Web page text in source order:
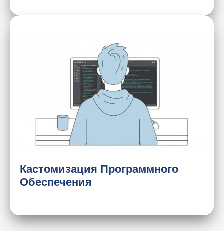
Кастомизация Программного
Обеспечения
Система Android/Linux
Фреймворк пользовательского
интерфейса/опыта (UI/UX)
Предоставление API и SDK
Разработка BSP (пакета поддержки
оборудования)